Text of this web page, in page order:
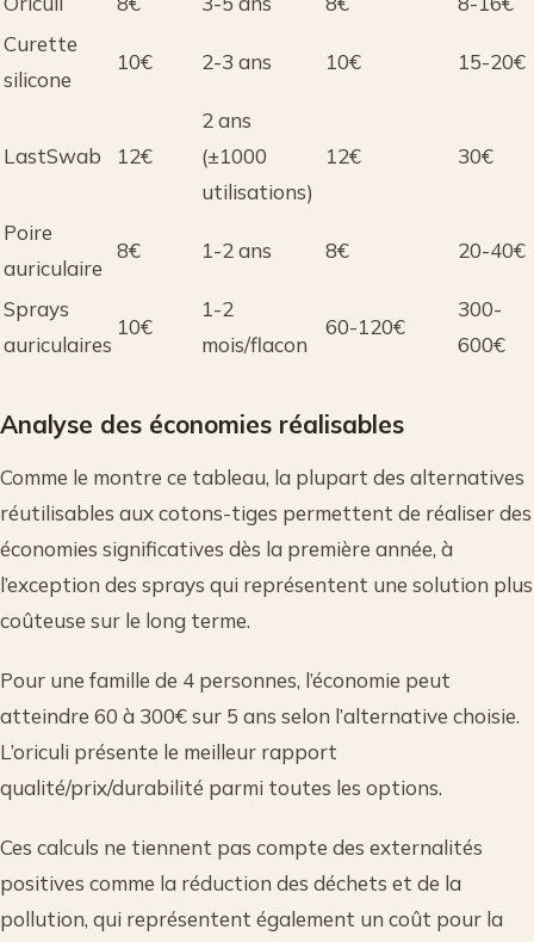
Curette
silicone
10€ 2-3 ans 10€ 15-20€
LastSwab 12€
2 ans
(±1000
utilisations)
12€ 30€
Poire
auriculaire
8€ 1-2 ans 8€ 20-40€
Sprays
auriculaires
10€
1-2
mois/flacon
60-120€
300-
600€
Analyse des économies réalisables
Comme le montre ce tableau, la plupart des alternatives
réutilisables aux cotons-tiges permettent de réaliser des
économies significatives dès la première année, à
l’exception des sprays qui représentent une solution plus
coûteuse sur le long terme.
Pour une famille de 4 personnes, l’économie peut
atteindre 60 à 300€ sur 5 ans selon l’alternative choisie.
L’oriculi présente le meilleur rapport
qualité/prix/durabilité parmi toutes les options.
Ces calculs ne tiennent pas compte des externalités
positives comme la réduction des déchets et de la
pollution, qui représentent également un coût pour la